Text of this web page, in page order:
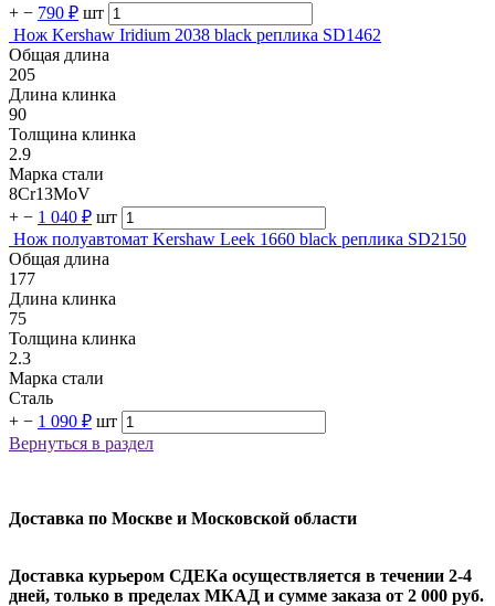
+ − 790 ₽ шт
Нож Kershaw Iridium 2038 black реплика SD1462
Общая длина
205
Длина клинка
90
Толщина клинка
2.9
Марка стали
8Cr13MoV
+ − 1 040 ₽ шт
Нож полуавтомат Kershaw Leek 1660 black реплика SD2150
Общая длина
177
Длина клинка
75
Толщина клинка
2.3
Марка стали
Сталь
+ − 1 090 ₽ шт
Вернуться в раздел
Доставка по Москве и Московской области
Доставка курьером СДЕКа осуществляется в течении 2-4
дней, только в пределах МКАД и сумме заказа от 2 000 руб.